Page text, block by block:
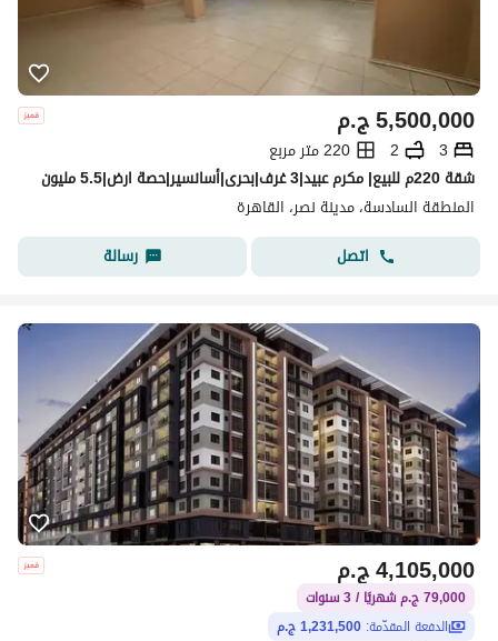
ج.م5,500,000
3
2
220 متر مربع
شقة 220م للبيع| مكرم عبيد|3 غرف|بحرى|أسانسير|حصة ارض|5.5 مليون
المنطقة السادسة، مدينة نصر، القاهرة
اتصل
رسالة
ج.م4,105,000
79,000 ج.م شهريًا / 3 سنوات
الدفعة المقدّمة: 1,231,500 ج.م